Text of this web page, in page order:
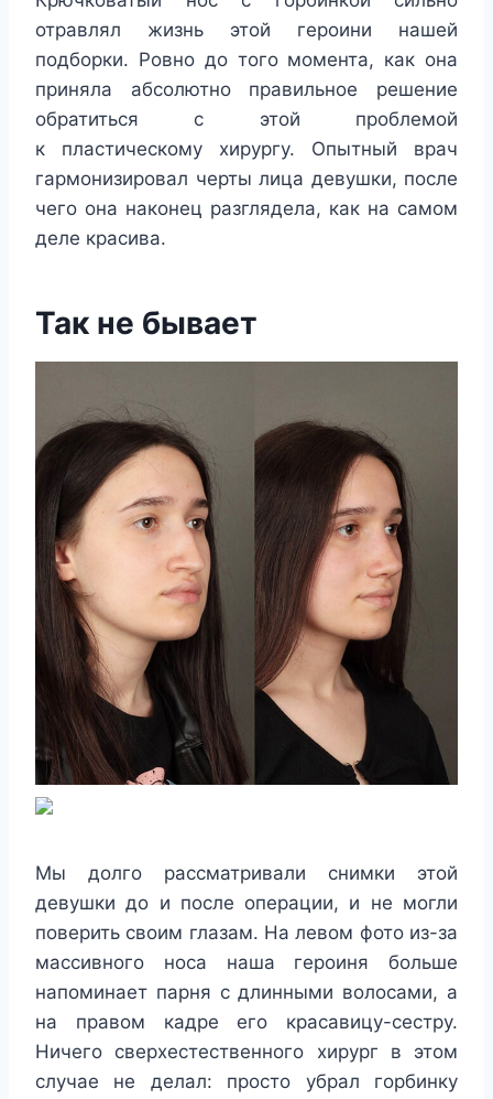
отравлял жизнь этой героини нашей
подборки. Ровно до того момента, как она
приняла абсолютно правильное решение
обратиться с этой проблемой
к пластическому хирургу. Опытный врач
гармонизировал черты лица девушки, после
чего она наконец разглядела, как на самом
деле красива.
Так не бывает
Мы долго рассматривали снимки этой
девушки до и после операции, и не могли
поверить своим глазам. На левом фото из-за
массивного носа наша героиня больше
напоминает парня с длинными волосами, а
на правом кадре его красавицу-сестру.
Ничего сверхестественного хирург в этом
случае не делал: просто убрал горбинку